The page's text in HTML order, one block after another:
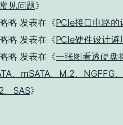
见问题》
略 发表在《PCIe接口电路的
略 发表在《PCIe硬件设计避
略 发表在《一张图看透硬盘
、mSATA、M.2、NGFFG
、SAS》